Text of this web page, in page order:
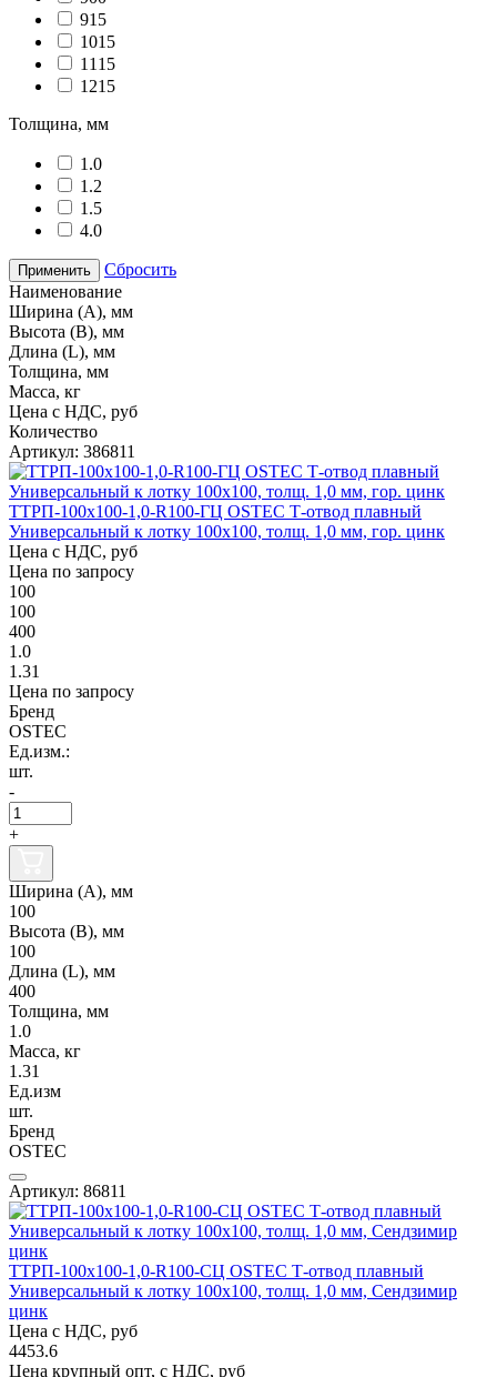
915
1015
1115
1215
Толщина, мм
1.0
1.2
1.5
4.0
Применить
Сбросить
Наименование
Ширина (А), мм
Высота (В), мм
Длина (L), мм
Толщина, мм
Масса, кг
Цена с НДС, руб
Количество
Артикул: 386811
ТТРП-100х100-1,0-R100-ГЦ OSTEC Т-отвод плавный
Универсальный к лотку 100х100, толщ. 1,0 мм, гор. цинк
Цена с НДС, руб
Цена по запросу
100
100
400
1.0
1.31
Цена по запросу
Бренд
OSTEC
Ед.изм.:
шт.
-
+
Ширина (А), мм
100
Высота (В), мм
100
Длина (L), мм
400
Толщина, мм
1.0
Масса, кг
1.31
Ед.изм
шт.
Бренд
OSTEC
Артикул: 86811
ТТРП-100х100-1,0-R100-СЦ OSTEC Т-отвод плавный
Универсальный к лотку 100х100, толщ. 1,0 мм, Сендзимир
цинк
Цена с НДС, руб
4453.6
Цена крупный опт, с НДС, руб